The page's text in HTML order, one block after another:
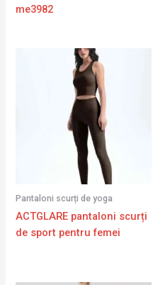
me3982
Pantaloni scurți de yoga
ACTGLARE pantaloni scurți
de sport pentru femei